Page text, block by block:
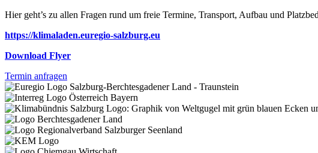
Hier geht’s zu allen Fragen rund um freie Termine, Transport, Aufbau und
https://klimaladen.euregio-salzburg.eu
Download Flyer
Termin anfragen